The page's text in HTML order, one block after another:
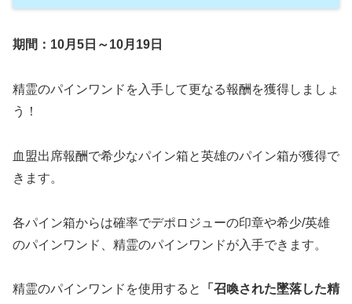
期間：10月5日～10月19日
精霊のパインワンドを入手して更なる報酬を獲得しましょ
う！
血盟出席報酬で希少なパイン箱と英雄のパイン箱が獲得で
きます。
各パイン箱からは確率でデポロジューの印章や希少/英雄
のパインワンド、精霊のパインワンドが入手できます。
精霊のパインワンドを使用すると 「召喚された墜落した精